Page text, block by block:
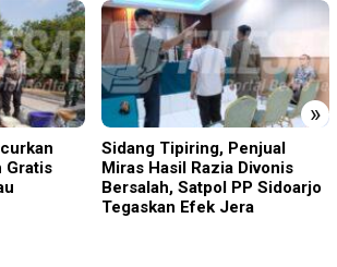
»
Sidoarjo
Acep Saepudin (Amang)
Maju Calon Kepala Desa
Sukamanah, Usung Visi
“ASRI”